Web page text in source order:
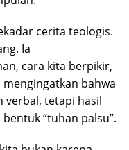
cerita teologis.
Ia
cara kita berpikir,
bahwa
verbal, tetapi hasil
“tuhan palsu”.